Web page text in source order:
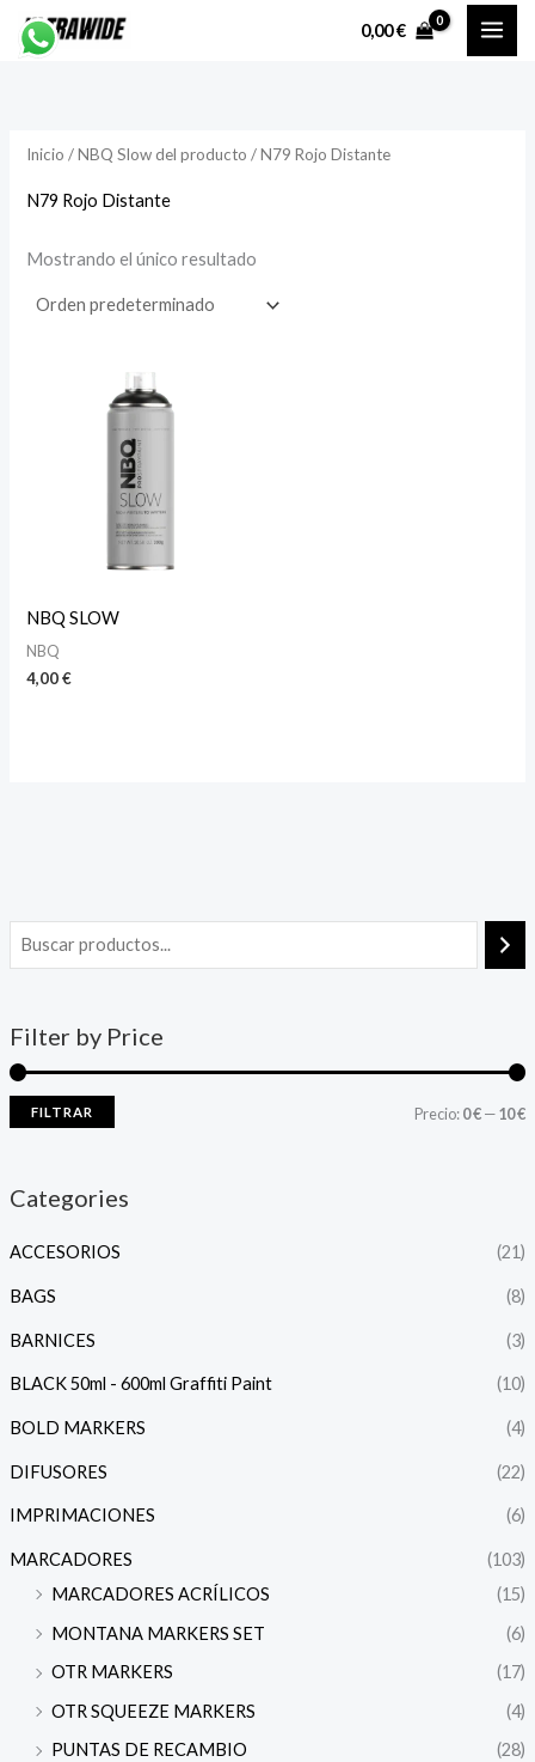
0,00€
Filter by Price
FILTRAR Precio:0 €—10 €
Categories
ACCESORIOS (21)
BAGS (8)
BARNICES (3)
BLACK 50ml - 600ml Graffiti Paint (10)
BOLD MARKERS (4)
DIFUSORES (22)
IMPRIMACIONES (6)
MARCADORES
(103)
MARCADORES ACRÍLICOS
(15)
MONTANA MARKERS SET
(6)
OTR MARKERS
(17)
OTR SQUEEZE MARKERS
(4)
PUNTAS DE RECAMBIO
(28)
Inicio / NBQ Slow del producto / N79 Rojo Distante
N79 Rojo Distante
Mostrando el único resultado
NBQ SLOW
NBQ
4,00€